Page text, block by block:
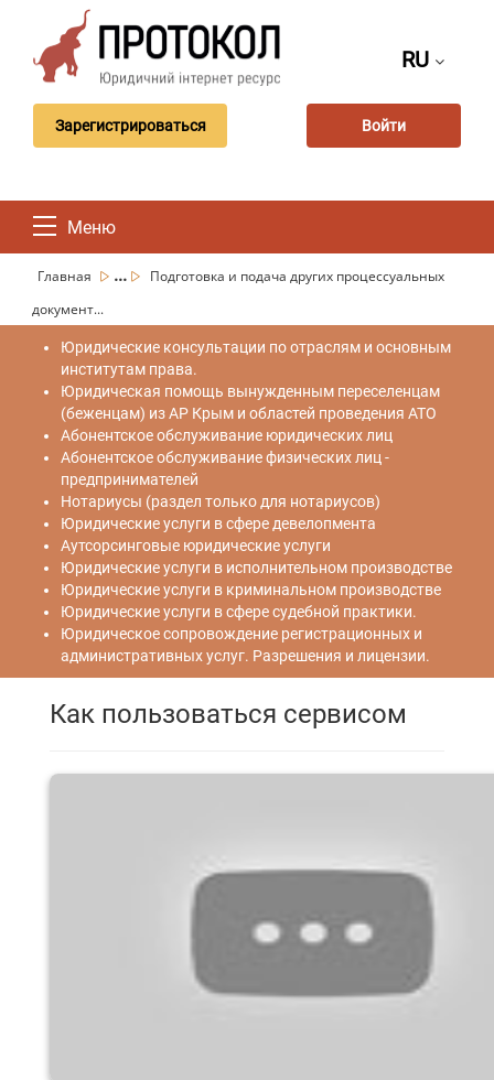
RU
Зарегистрироваться Войти
Меню
Главная ...
Подготовка и подача других процессуальных
документ...
Юридические консультации по отраслям и основным
институтам права.
Юридическая помощь вынужденным переселенцам
(беженцам) из АР Крым и областей проведения АТО
Абонентское обслуживание юридических лиц
Абонентское обслуживание физических лиц -
предпринимателей
Нотариусы (раздел только для нотариусов)
Юридические услуги в сфере девелопмента
Аутсорсинговые юридические услуги
Юридические услуги в исполнительном производстве
Юридические услуги в криминальном производстве
Юридические услуги в сфере судебной практики.
Юридическое сопровождение регистрационных и
административных услуг. Разрешения и лицензии.
Как пользоваться сервисом